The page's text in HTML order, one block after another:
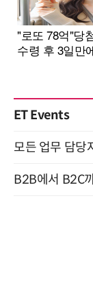
ET Events